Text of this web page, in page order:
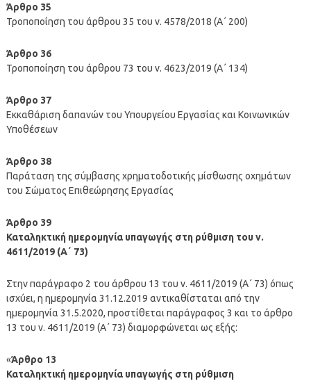
Άρθρο 35
Τροποποίηση του άρθρου 35 του ν. 4578/2018 (Α΄ 200)
Άρθρο 36
Τροποποίηση του άρθρου 73 του ν. 4623/2019 (Α΄ 134)
Άρθρο 37
Εκκαθάριση δαπανών του Υπουργείου Εργασίας και Κοινωνικών
Υποθέσεων
Άρθρο 38
Παράταση της σύμβασης χρηματοδοτικής μίσθωσης οχημάτων
του Σώματος Επιθεώρησης Εργασίας
Άρθρο 39
Καταληκτική ημερομηνία υπαγωγής στη ρύθμιση του ν.
4611/2019 (Α΄ 73)
Στην παράγραφο 2 του άρθρου 13 του ν. 4611/2019 (Α΄ 73) όπως
ισχύει, η ημερομηνία 31.12.2019 αντικαθίσταται από την
ημερομηνία 31.5.2020, προστίθεται παράγραφος 3 και το άρθρο
13 του ν. 4611/2019 (Α΄ 73) διαμορφώνεται ως εξής:
«Άρθρο 13
Καταληκτική ημερομηνία υπαγωγής στη ρύθμιση